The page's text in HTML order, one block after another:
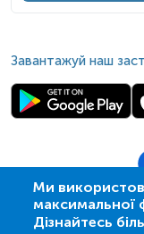
Ми
максимальної
Дізнайтесь
Завантажуй наш
©